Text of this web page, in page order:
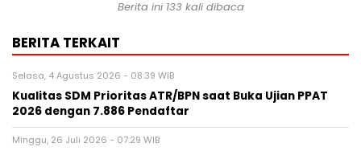
Berita ini 133 kali dibaca
BERITA TERKAIT
Selasa, 4 Agustus 2026 - 08:39 WIB
Kualitas SDM Prioritas ATR/BPN saat Buka Ujian PPAT
2026 dengan 7.886 Pendaftar
Minggu, 26 Juli 2026 - 07:29 WIB